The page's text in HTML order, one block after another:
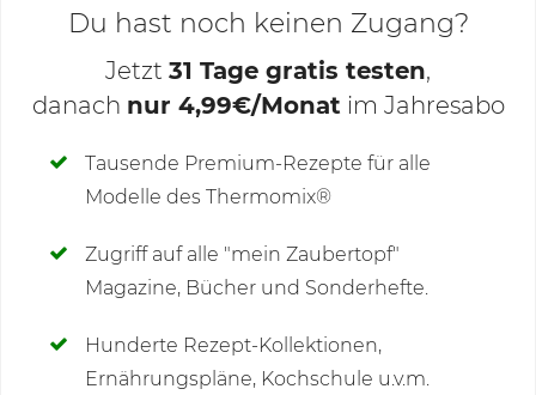
Deine Notizen
Du hast noch keinen Zugang?
Jetzt 31 Tage gratis testen,
danach nur 4,99€/Monat im Jahresabo
Tausende Premium-Rezepte für alle
Modelle des Thermomix®
Zugriff auf alle "mein Zaubertopf"
Magazine, Bücher und Sonderhefte.
Hunderte Rezept-Kollektionen,
Ernährungspläne, Kochschule u.v.m.
Kommentare